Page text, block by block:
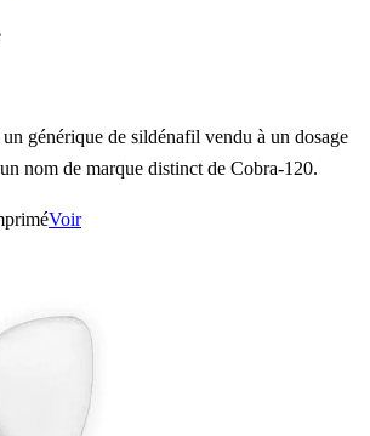
générique de sildénafil vendu à un dosage
nom de marque distinct de Cobra-120.
Voir